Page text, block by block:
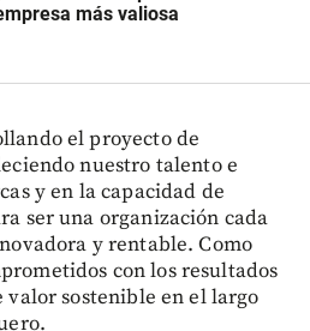
más valiosa
el proyecto de
nuestro talento e
y en la capacidad de
ser una organización cada
y rentable. Como
con los resultados
valor sostenible en el largo